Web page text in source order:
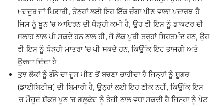
ਮਜ਼ਦੂਰ ਜਾਂ ਖਿਡਾਰੀ, ਉਨ੍ਹਾਂ ਲਈ ਇਹ ਇੱਕ ਚੰਗਾ ਪੀਣ ਵਾਲਾ ਪਦਾਰਥ ਹੈ
ਜਿਸ ਨੂੰ ਖੂਨ ’ਚ ਆਇਰਨ ਦੀ ਥੋੜ੍ਹੀ ਕਮੀ ਹੈ, ਉਹ ਵੀ ਇਸ ਨੂੰ ਡਾਕਟਰ ਦੀ
ਸਲਾਹ ਨਾਲ ਪੀ ਸਕਦੇ ਹਨ ਨਾਲ ਹੀ, ਜੋ ਲੋਕ ਪੂਰੀ ਤਰ੍ਹਾਂ ਸਿਹਤਮੰਦ ਹਨ, ਉਹ
ਵੀ ਇਸ ਨੂੰ ਥੋੜ੍ਹੀ ਮਾਤਰਾ ’ਚ ਪੀ ਸਕਦੇ ਹਨ, ਕਿਉਂਕਿ ਇਹ ਤਾਜਗੀ ਅਤੇ
ਊਰਜਾ ਦਿੰਦਾ ਹੈ
ਕੁਝ ਲੋਕਾਂ ਨੂੰ ਗੰਨੇ ਦਾ ਜੂਸ ਪੀਣ ਤੋਂ ਬਚਣਾ ਚਾਹੀਦਾ ਹੈ ਜਿਨ੍ਹਾਂ ਨੂੰ ਸ਼ੂਗਰ
(ਡਾਈਬਿਟੀਜ਼) ਦੀ ਬਿਮਾਰੀ ਹੈ, ਉਨ੍ਹਾਂ ਲਈ ਇਹ ਠੀਕ ਨਹੀਂ, ਕਿਉਂਕਿ ਇਸ
’ਚ ਮੌਜ਼ੂਦ ਸ਼ੱਕਰ ਖੂਨ ’ਚ ਗਲੂਕੋਜ਼ ਨੂੰ ਤੇਜ਼ੀ ਨਾਲ ਵਧਾ ਸਕਦੀ ਹੈ ਜਿਨ੍ਹਾ ਨੂੰ ਪੇਟ